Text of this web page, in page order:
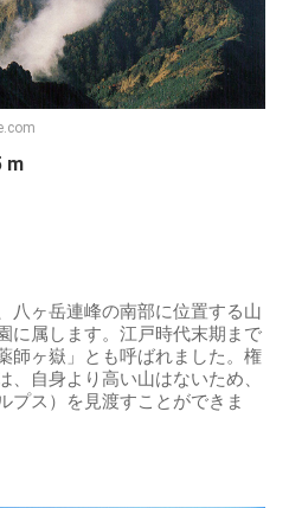
m
八ヶ岳連峰の南部に位置する山
に属します。江戸時代末期まで
師ヶ嶽」とも呼ばれました。権
自身より高い山はないため、
プス）を見渡すことができま